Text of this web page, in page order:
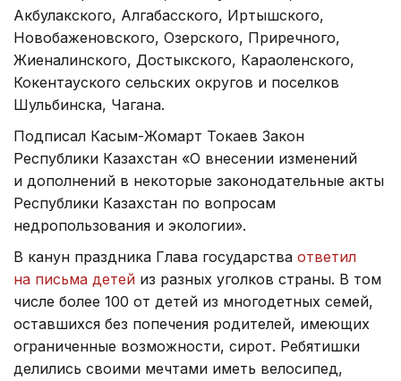
Акбулакского, Алгабасского, Иртышского,
Новобаженовского, Озерского, Приречного,
Жиеналинского, Достыкского, Караоленского,
Кокентауского сельских округов и поселков
Шульбинска, Чагана.
Подписал Касым-Жомарт Токаев Закон
Республики Казахстан «О внесении изменений
и дополнений в некоторые законодательные акты
Республики Казахстан по вопросам
недропользования и экологии».
В канун праздника Глава государства ответил
на письма детей из разных уголков страны. В том
числе более 100 от детей из многодетных семей,
оставшихся без попечения родителей, имеющих
ограниченные возможности, сирот. Ребятишки
делились своими мечтами иметь велосипед,